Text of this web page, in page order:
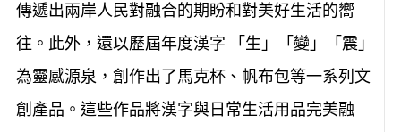
傳遞出兩岸人民對融合的期盼和對美好生活的嚮
往。此外，還以歷屆年度漢字 「生」「變」「震」
為靈感源泉，創作出了馬克杯、帆布包等一系列文
創產品。這些作品將漢字與日常生活用品完美融